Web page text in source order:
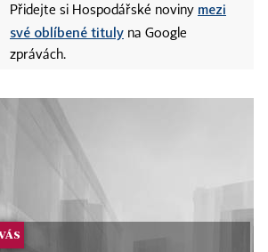
Přidejte si Hospodářské noviny mezi
své oblíbené tituly na Google
zprávách.